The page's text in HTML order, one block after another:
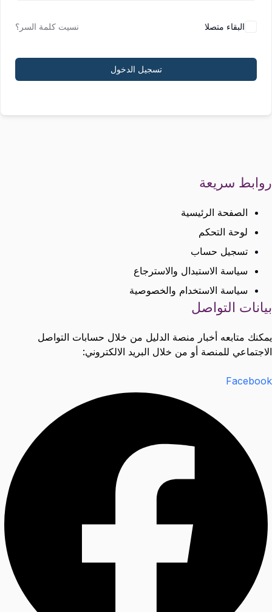
البقاء متصلا نسيت كلمة السر؟
تسجيل الدخول
روابط سريعة
الصفحة الرئيسية
لوحة التحكم
تسجيل حساب
سياسة الاستبدال والاسترجاع
سياسة الاستخدام والخصوصية
بيانات التواصل
يمكنك متابعه أخبار منصة الدليل من خلال حسابات التواصل
الاجتماعي للمنصة أو من خلال البريد الالكتروني:
Facebook